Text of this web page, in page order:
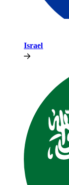
Israel​​